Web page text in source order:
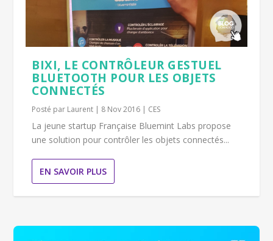
BIXI, LE CONTRÔLEUR GESTUEL
BLUETOOTH POUR LES OBJETS
CONNECTÉS
Posté par Laurent | 8 Nov 2016 | CES
La jeune startup Française Bluemint Labs propose
une solution pour contrôler les objets connectés...
EN SAVOIR PLUS